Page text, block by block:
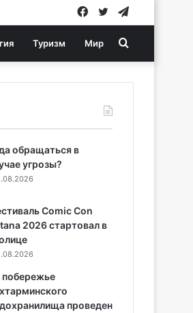
Twitter
Facebook
Туризм Мир Search
for
обращаться в
угрозы?
Comic Con
2026 стартовал в
побережье
проведен